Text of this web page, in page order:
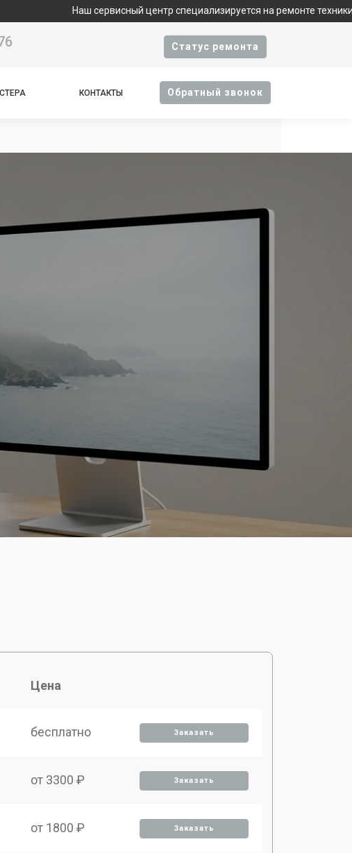
Наш сервисный центр специализируется на ремонте техники Apple и
Cтатус ремонта
КОНТАКТЫ Oбратный звонок
Цена
бесплатно Заказать
от 3300 ₽ Заказать
от 1800 ₽ Заказать